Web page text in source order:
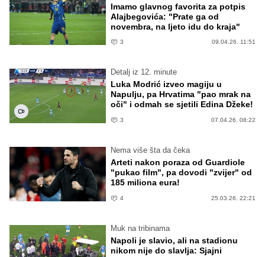
Imamo glavnog favorita za potpis
Alajbegovića: "Prate ga od
novembra, na ljeto idu do kraja"
3 09.04.26. 11:51
Detalj iz 12. minute
Luka Modrić izveo magiju u
Napulju, pa Hrvatima "pao mrak na
oči" i odmah se sjetili Edina Džeke!
3 07.04.26. 08:22
Nema više šta da čeka
Arteti nakon poraza od Guardiole
"pukao film", pa dovodi "zvijer" od
185 miliona eura!
4 25.03.26. 22:21
Muk na tribinama
Napoli je slavio, ali na stadionu
nikom nije do slavlja: Sjajni